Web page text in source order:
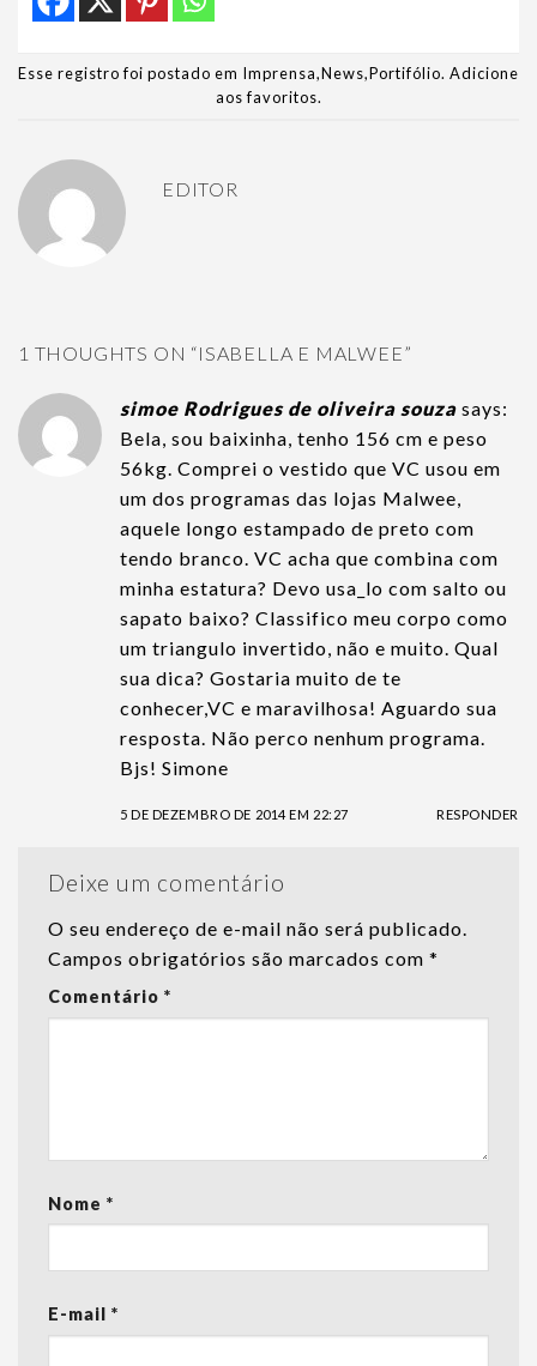
Esse registro foi postado em Imprensa,News,Portifólio. Adicione
aos favoritos.
EDITOR
1 THOUGHTS ON “ISABELLA E MALWEE”
simoe Rodrigues de oliveira souza says:
Bela, sou baixinha, tenho 156 cm e peso
56kg. Comprei o vestido que VC usou em
um dos programas das lojas Malwee,
aquele longo estampado de preto com
tendo branco. VC acha que combina com
minha estatura? Devo usa_lo com salto ou
sapato baixo? Classifico meu corpo como
um triangulo invertido, não e muito. Qual
sua dica? Gostaria muito de te
conhecer,VC e maravilhosa! Aguardo sua
resposta. Não perco nenhum programa.
Bjs! Simone
5 DE DEZEMBRO DE 2014 EM 22:27 RESPONDER
Deixe um comentário
O seu endereço de e-mail não será publicado.
Campos obrigatórios são marcados com *
Comentário *
Nome *
E-mail *